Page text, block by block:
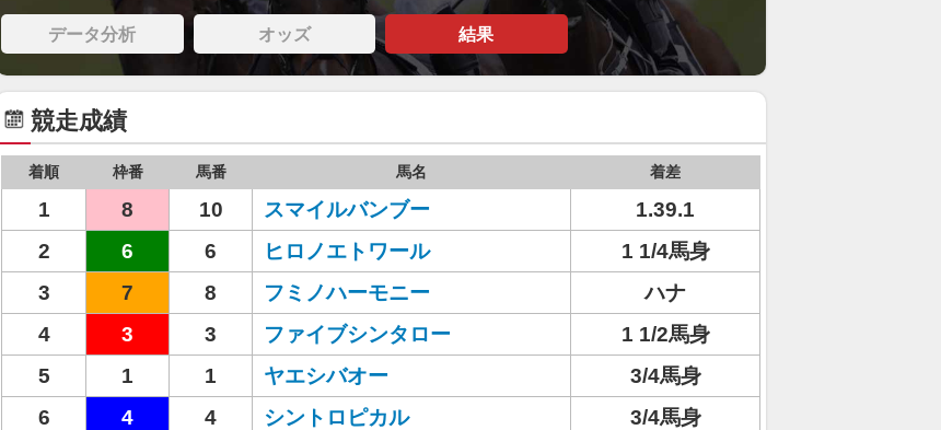
データ分析 オッズ 結果
競走成績
着順 枠番 馬番 馬名 着差
1 8 10 スマイルバンブー
1.39.1
2
6 6 ヒロノエトワール
1 1/4馬身
3
7 8 フミノハーモニー
ハナ
4
3 3 ファイブシンタロー
1 1/2馬身
5
1 1 ヤエシバオー
3/4馬身
6
4 4 シントロピカル
3/4馬身